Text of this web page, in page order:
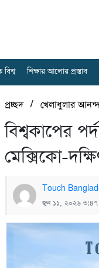
বিশ্ব শিক্ষার আলোর প্রস্তাব
প্রচ্ছদ/খেলাধুলার
বিশ্বকাপের
মেক্সিকো-
Touch
জুন ১১, ২০২৬ ৩:৪৭